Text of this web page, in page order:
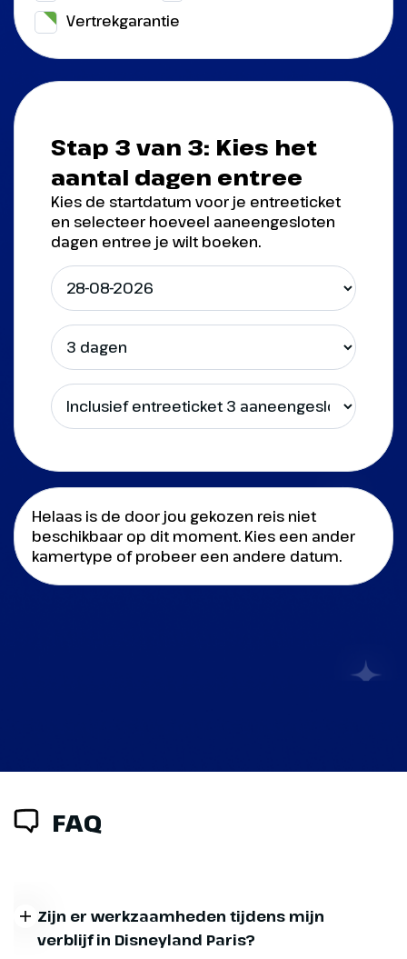
Vertrekgarantie
Stap 3 van 3: Kies het
aantal dagen entree
Kies de startdatum voor je entreeticket
en selecteer hoeveel aaneengesloten
dagen entree je wilt boeken.
Helaas is de door jou gekozen reis niet
beschikbaar op dit moment. Kies een ander
kamertype of probeer een andere datum.
FAQ
Zijn er werkzaamheden tijdens mijn
verblijf in Disneyland Paris?